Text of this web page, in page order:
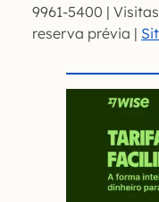
9961-5400 |
reserva prévia |